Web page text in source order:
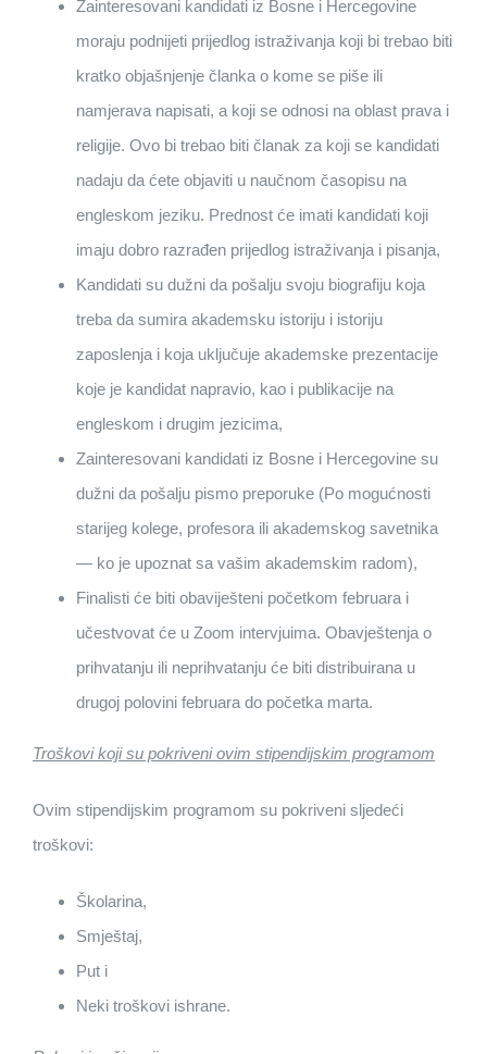
Zainteresovani kandidati iz Bosne i Hercegovine
moraju podnijeti prijedlog istraživanja koji bi trebao biti
kratko objašnjenje članka o kome se piše ili
namjerava napisati, a koji se odnosi na oblast prava i
religije. Ovo bi trebao biti članak za koji se kandidati
nadaju da ćete objaviti u naučnom časopisu na
engleskom jeziku. Prednost će imati kandidati koji
imaju dobro razrađen prijedlog istraživanja i pisanja,
Kandidati su dužni da pošalju svoju biografiju koja
treba da sumira akademsku istoriju i istoriju
zaposlenja i koja uključuje akademske prezentacije
koje je kandidat napravio, kao i publikacije na
engleskom i drugim jezicima,
Zainteresovani kandidati iz Bosne i Hercegovine su
dužni da pošalju pismo preporuke (Po mogućnosti
starijeg kolege, profesora ili akademskog savetnika
— ko je upoznat sa vašim akademskim radom),
Finalisti će biti obaviješteni početkom februara i
učestvovat će u Zoom intervjuima. Obavještenja o
prihvatanju ili neprihvatanju će biti distribuirana u
drugoj polovini februara do početka marta.
Troškovi koji su pokriveni ovim stipendijskim programom
Ovim stipendijskim programom su pokriveni sljedeći
troškovi:
Školarina,
Smještaj,
Put i
Neki troškovi ishrane.